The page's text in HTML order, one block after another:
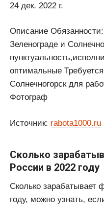
24 дек. 2022 г.
Описание
Зеленограде и
оптимальные
Солнечногорск для
Фотограф
Источник: rabota1000.ru
Сколько
России в 2022 году
Сколько зарабатывает
году, можно узнать,